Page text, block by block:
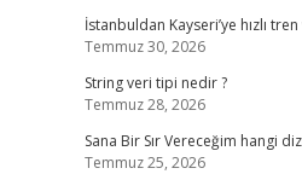
İstanbuldan Kayseri’ye hızlı tren
Temmuz 30, 2026
String veri tipi nedir ?
Temmuz 28, 2026
Sana Bir Sır Vereceğim hangi
Temmuz 25, 2026